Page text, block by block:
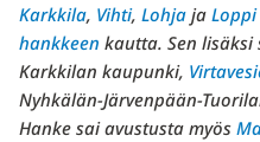
Karkkila, Vihti, Lohjaja Loppi
hankkeen kautta. Sen
Karkkilan kaupunki,
Nyhkälän-Järvenpään-
Hanke sai avustusta myös